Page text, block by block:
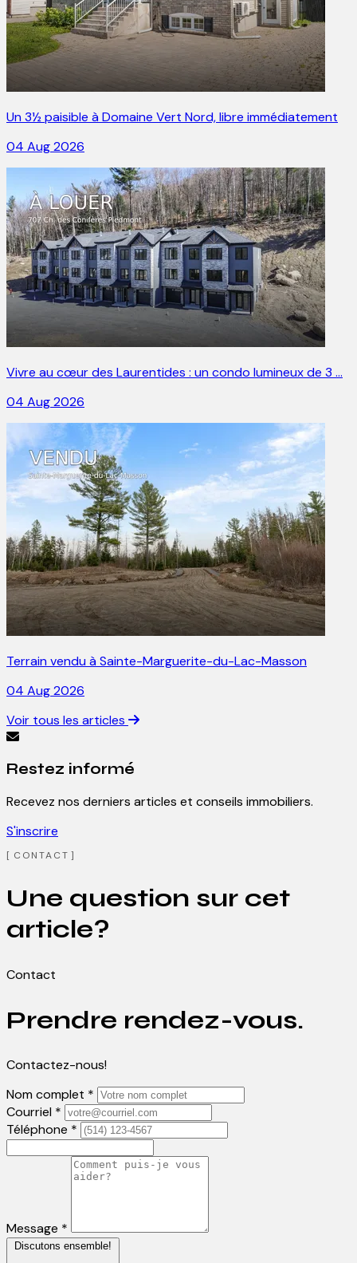
Un 3½ paisible à Domaine Vert Nord, libre immédiatement
04 Aug 2026
Vivre au cœur des Laurentides : un condo lumineux de 3 …
04 Aug 2026
Terrain vendu à Sainte-Marguerite-du-Lac-Masson
04 Aug 2026
Voir tous les articles
Restez informé
Recevez nos derniers articles et conseils immobiliers.
S'inscrire
CONTACT
Une question sur cet
article?
Contact
Prendre rendez-vous.
Contactez-nous!
Nom complet *
Courriel *
Téléphone *
Message *
Discutons ensemble!